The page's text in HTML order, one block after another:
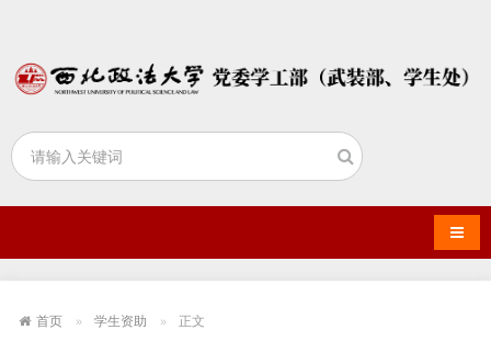
导航
首页 学生资助 正文